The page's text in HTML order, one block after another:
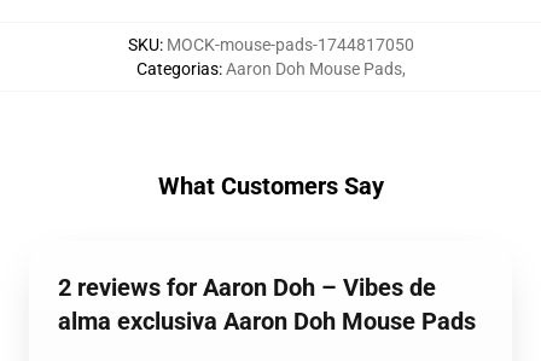
SKU: MOCK-mouse-pads-1744817050
Categorias:Aaron Doh Mouse Pads,
What Customers Say
2 reviews for Aaron Doh – Vibes de
alma exclusiva Aaron Doh Mouse Pads